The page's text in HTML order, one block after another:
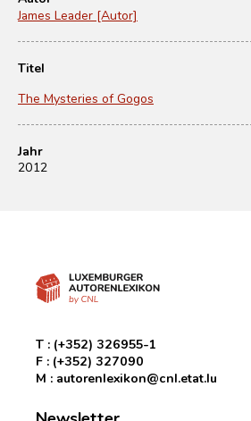
James Leader [Autor]
Titel
The Mysteries of Gogos
Jahr
2012
T : (+352) 326955-1
F : (+352) 327090
M : autorenlexikon@cnl.etat.lu